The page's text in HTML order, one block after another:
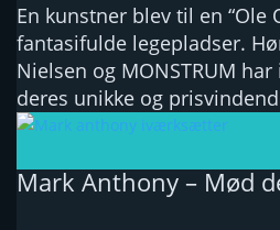
En kunstner blev til en “Ole
fantasifulde legepladser.
Nielsen og MONSTRUM
deres unikke og
Mark Anthony – Mød